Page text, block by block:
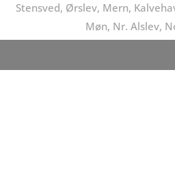
Stensved, Ørslev, Mern,
Møn, Nr. Alslev,